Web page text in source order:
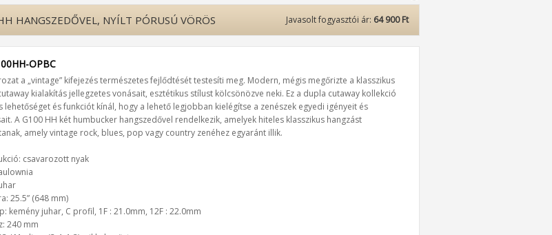
Javasolt fogyasztói ár: 64 900 Ft
HANGSZEDŐVEL, NYÍLT PÓRUSÚ VÖRÖS
OPBC
a „vintage” kifejezés természetes fejlődtését testesíti meg. Modern, mégis megőrizte a klasszikus
kialakítás jellegzetes vonásait, esztétikus stílust kölcsönözve neki. Ez a dupla cutaway kollekció
lehetőséget és funkciót kínál, hogy a lehető legjobban kielégítse a zenészek egyedi igényeit és
A G100 HH két humbucker hangszedővel rendelkezik, amelyek hiteles klasszikus hangzást
amely vintage rock, blues, pop vagy country zenéhez egyaránt illik.
csavarozott nyak
25.5” (648 mm)
kemény juhar, C profil, 1F : 21.0mm, 12F : 22.0mm
240 mm